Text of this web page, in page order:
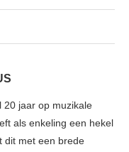
20 jaar op muzikale
als enkeling een hekel
dit met een brede